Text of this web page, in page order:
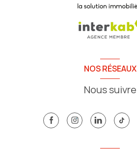
NOS RÉSEAUX
Nous suivre